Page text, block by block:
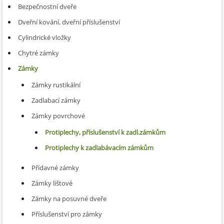
Bezpečnostní dveře
Dveřní kování, dveřní příslušenství
Cylindrické vložky
Chytré zámky
Zámky
Zámky rustikální
Zadlabací zámky
Zámky povrchové
Protiplechy, příslušenství k zadl.zámkům
Protiplechy k zadlabávacím zámkům
Přídavné zámky
Zámky lištové
Zámky na posuvné dveře
Příslušenství pro zámky